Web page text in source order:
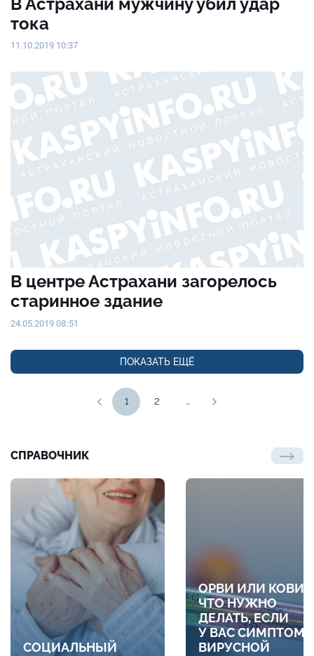
В Астрахани мужчину убил удар
тока
11.10.2019 10:37
В центре Астрахани загорелось
старинное здание
24.05.2019 08:51
ПОКАЗАТЬ ЕЩЁ
1 2 ...
СПРАВОЧНИК
СОЦИАЛЬНЫЙ
ОРВИ ИЛИ
ЧТО НУЖНО
ДЕЛАТЬ, ЕСЛИ
У ВАС
ВИРУСНОЙ